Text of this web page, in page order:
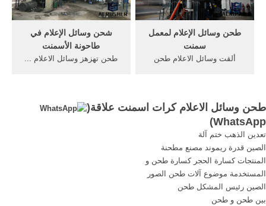
شحن وسائل الإعلام في
طاحونة الأسمنت
طحن تهزهز وسائل الاعلام ...
طحن وسائل الإعلام لمعمل
سمنت
ألقت وسائل الاعلام طحن
طحن وسائل الاعلام كرات اسمنت علاقة(
WhatsApp
)
تعدين الذهب ختم آلة
الصين قدرة ريموند مصنع مطحنة
المنتجات كسارة الحجر كسارة طحن و
المستخدمة موضوع آلات طحن الصور
الصين رئيس المشكل طحن
بين طحن و طحن